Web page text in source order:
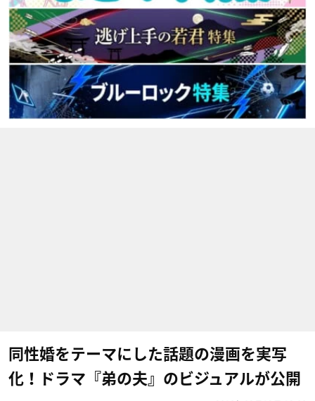
同性婚をテーマにした話題の漫画を実写
化！ドラマ『弟の夫』のビジュアルが公開